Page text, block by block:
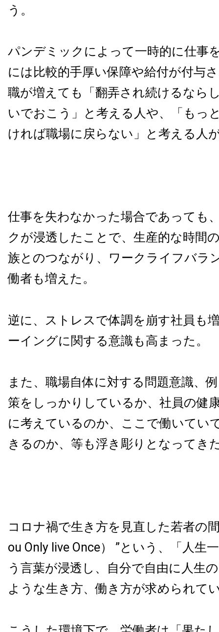
う。
パンデミックによって一時的に仕事
には比較的手厚い保障や給付が付与
職が増えても「翻弄され続けるなら
いでおこう」と考える人や、「もっ
ければ職場に戻らない」と考える人
仕事を失わなかった場合であっても
クが浸透したことで、生産的な時間
族とのつながり、ワークライフバラ
働者も増えた。
逆に、ストレスで体調を崩す社員も
ーイングに関する意識も高まった。
また、職場自体に対する問題意識、
策をしっかりしているか、社員の健
に考えているのか、ここで働いてい
きるのか、等も浮き彫りとなってき
コロナ禍で生き方を見直した若者の
ou Only live Once） ”という、「人生
う言葉が浸透し、自分で自由に人生
ような生き方、働き方が求められて